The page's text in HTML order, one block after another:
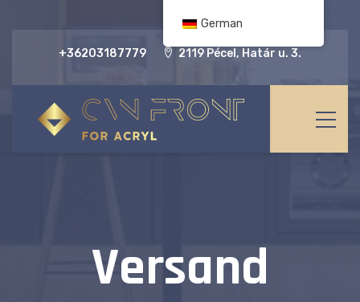
+36203187779 2119 Pécel, Határ u. 3.
Versand
German